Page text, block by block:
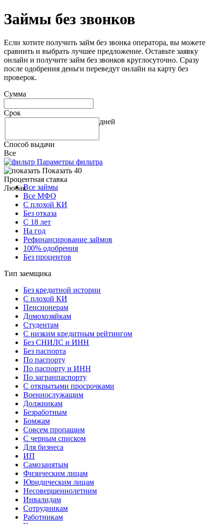
Займы без звонков
Если хотите получить займ без звонка оператора, вы можете
сравнить и выбрать лучшее предложение. Оставьте заявку
онлайн и получите займ без звонков круглосуточно. Сразу
после одобрения деньги переведут онлайн на карту без
проверок.
Сумма
Срок
дней
Способ выдачи
Все
Параметры фильтра
Показать 40
Процентная ставка
ЛюбаяВсе займы
Все МФО
С плохой КИ
Без отказа
С 18 лет
На год
Рефинансирование займов
100% одобрения
Без процентов
Тип заемщика
Без кредитной истории
С плохой КИ
Пенсионерам
Домохозяйкам
Студентам
С низким кредитным рейтингом
Без СНИЛС и ИНН
Без паспорта
По паспорту
По паспорту и ИНН
По загранпаспорту
С открытыми просрочками
Военнослужащим
Должникам
Безработным
Бомжам
Совсем пропащим
С черным списком
Для бизнеса
ИП
Самозанятым
Физическим лицам
Юридическим лицам
Несовершеннолетним
Инвалидам
Сотрудникам
Работникам